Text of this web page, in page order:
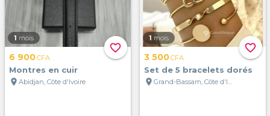
favorite_border
1 mois
6 900CFA
Montres en cuir
location_on Abidjan, Côte d'Ivoire
favorite_border
1 mois
3 500CFA
Set de 5 bracelets dorés
location_on
Grand-Bassam, Côte d'Ivoire